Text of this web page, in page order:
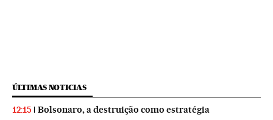
ÚLTIMAS NOTICIAS
12:15 Bolsonaro, a destruição como estratégia